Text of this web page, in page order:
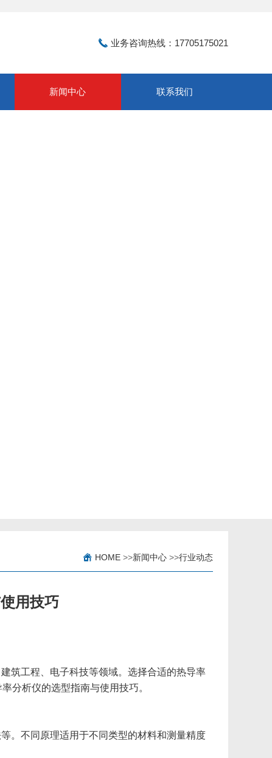
业务咨询热线：17705175021
新闻中心 联系我们
HOME >>新闻中心 >>行业动态
用技巧
筑工程、电子科技等领域。选择合适的热导率
分析仪的选型指南与使用技巧。
。不同原理适用于不同类型的材料和测量精度